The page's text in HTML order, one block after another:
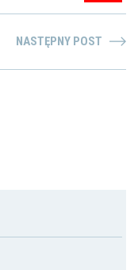
NASTĘPNY POST